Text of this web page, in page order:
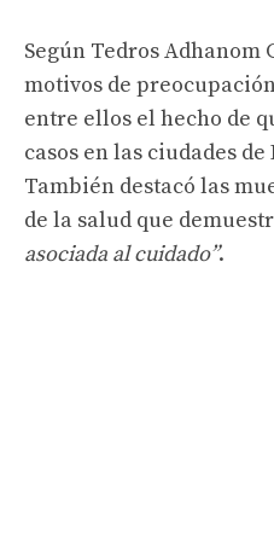
Según Tedros Adhanom
motivos de
entre ellos el hecho de
casos en las ciudades
También destacó las
de la salud que
asociada al cuidado”.